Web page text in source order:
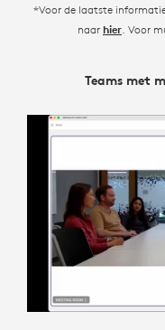
Teams met
*Voor de laatste
naar hier . Voor